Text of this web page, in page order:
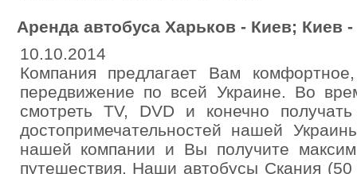
Аренда автобуса Харьков - Киев; Киев
10.10.2014
Компания предлагает Вам
передвижение по всей Украине. Во
смотреть TV, DVD и конечно
достопримечательностей нашей
нашей компании и Вы получите
путешествия. Наши автобусы Скания (50